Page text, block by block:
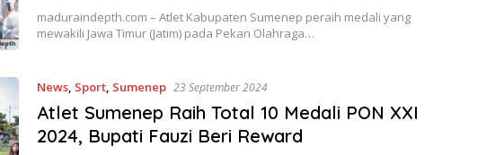
maduraindepth.com – Atlet Kabupaten Sumenep peraih medali yang
mewakili Jawa Timur (Jatim) pada Pekan Olahraga…
News, Sport, Sumenep 23 September 2024
Atlet Sumenep Raih Total 10 Medali PON XXI
2024, Bupati Fauzi Beri Reward